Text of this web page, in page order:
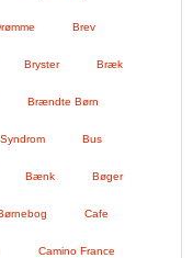
Brev
Bryster Bræk
Brændte Børn
Bus
Bænk Bøger
Cafe
Camino France